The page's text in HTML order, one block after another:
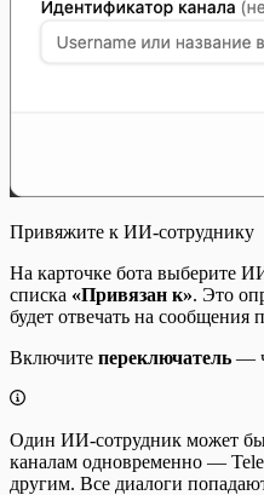
Привяжите к ИИ-сотруднику
На карточке бота выберите
списка «Привязан к». Это
будет отвечать на сообщения
Включите переключатель —
Один ИИ-сотрудник может
каналам одновременно —
другим. Все диалоги